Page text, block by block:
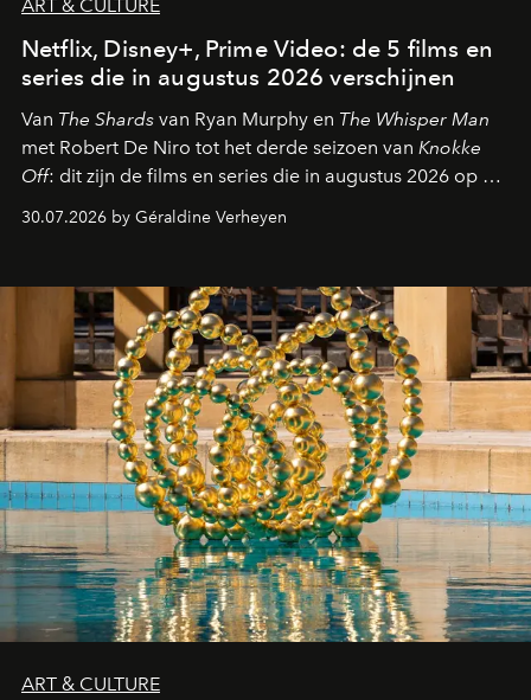
ART & CULTURE
Netflix, Disney+, Prime Video: de 5 films en
series die in augustus 2026 verschijnen
Van The Shards van Ryan Murphy en The Whisper Man
met Robert De Niro tot het derde seizoen van Knokke
Off: dit zijn de films en series die in augustus 2026 op de
streamingplatformen verschijnen.
30.07.2026 by Géraldine Verheyen
ART & CULTURE